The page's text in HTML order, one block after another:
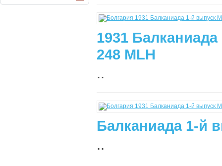
1931
248 MLH
..
Балканиада 1-й
..